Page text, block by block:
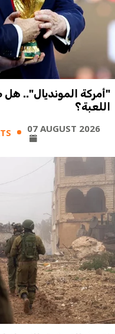
"أمركة المونديال".. هل
اللعبة؟
07 AUGUST 2026